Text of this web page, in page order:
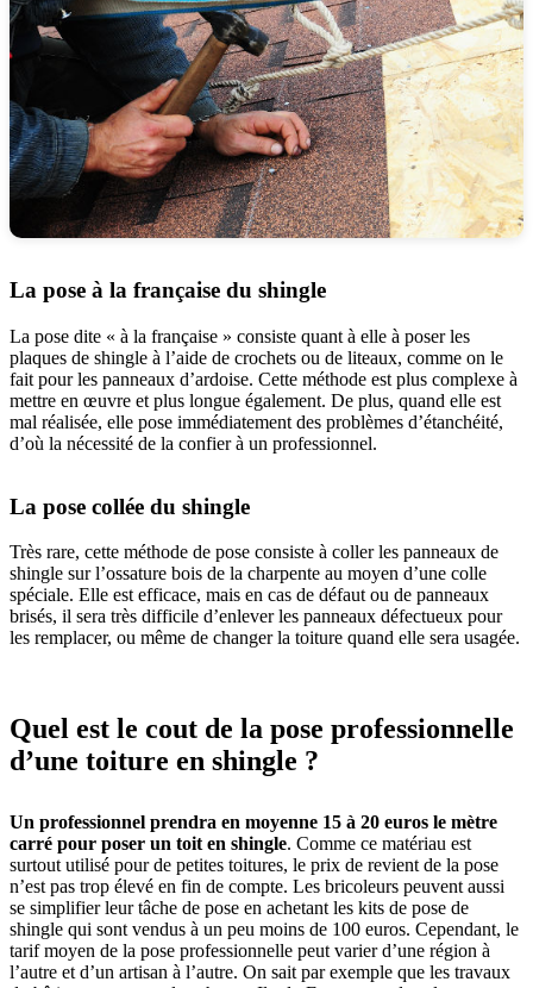
La pose à la française du shingle
La pose dite « à la française » consiste quant à elle à poser les
plaques de shingle à l’aide de crochets ou de liteaux, comme on le
fait pour les panneaux d’ardoise. Cette méthode est plus complexe à
mettre en œuvre et plus longue également. De plus, quand elle est
mal réalisée, elle pose immédiatement des problèmes d’étanchéité,
d’où la nécessité de la confier à un professionnel.
La pose collée du shingle
Très rare, cette méthode de pose consiste à coller les panneaux de
shingle sur l’ossature bois de la charpente au moyen d’une colle
spéciale. Elle est efficace, mais en cas de défaut ou de panneaux
brisés, il sera très difficile d’enlever les panneaux défectueux pour
les remplacer, ou même de changer la toiture quand elle sera usagée.
Quel est le cout de la pose professionnelle
d’une toiture en shingle ?
Un professionnel prendra en moyenne 15 à 20 euros le mètre
carré pour poser un toit en shingle. Comme ce matériau est
surtout utilisé pour de petites toitures, le prix de revient de la pose
n’est pas trop élevé en fin de compte. Les bricoleurs peuvent aussi
se simplifier leur tâche de pose en achetant les kits de pose de
shingle qui sont vendus à un peu moins de 100 euros. Cependant, le
tarif moyen de la pose professionnelle peut varier d’une région à
l’autre et d’un artisan à l’autre. On sait par exemple que les travaux